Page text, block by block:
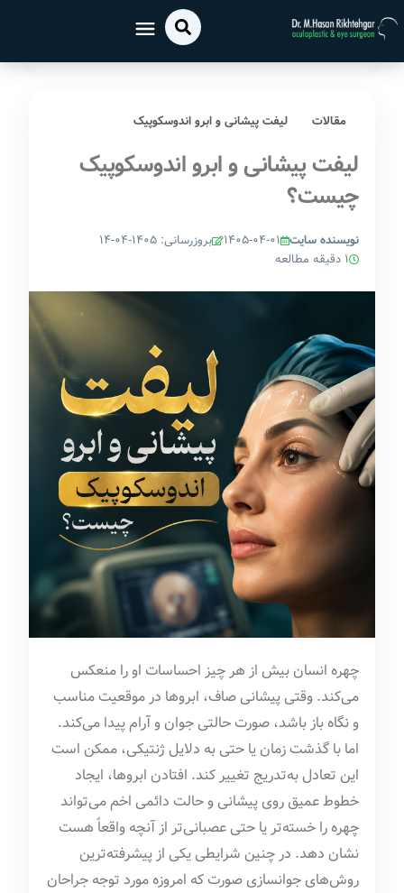
لیفت پیشانی و ابرو اندوسکوپیک چیست؟
مقالات لیفت پیشانی و ابرو اندوسکوپیک
لیفت پیشانی و ابرو اندوسکوپیک
چیست؟
نویسنده سایت ۱۴۰۵-۰۴-۰۱
بروزرسانی: ۱۴۰۵-۰۴-۱۴
1 دقیقه مطالعه
چهره انسان بیش از هر چیز احساسات او را منعکس
می‌کند. وقتی پیشانی صاف، ابروها در موقعیت مناسب
و نگاه باز باشد، صورت حالتی جوان و آرام پیدا می‌کند.
اما با گذشت زمان یا حتی به دلایل ژنتیکی، ممکن است
این تعادل به‌تدریج تغییر کند. افتادن ابروها، ایجاد
خطوط عمیق روی پیشانی و حالت دائمی اخم می‌تواند
چهره را خسته‌تر یا حتی عصبانی‌تر از آنچه واقعاً هست
نشان دهد. در چنین شرایطی یکی از پیشرفته‌ترین
روش‌های جوانسازی صورت که امروزه مورد توجه جراحان